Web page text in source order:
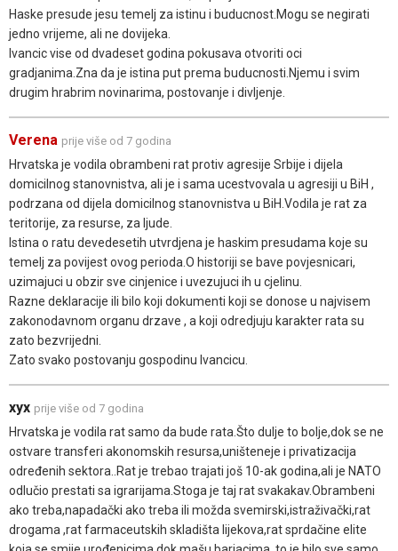
Haske presude jesu temelj za istinu i buducnost.Mogu se negirati
jedno vrijeme, ali ne dovijeka.
Ivancic vise od dvadeset godina pokusava otvoriti oci
gradjanima.Zna da je istina put prema buducnosti.Njemu i svim
drugim hrabrim novinarima, postovanje i divljenje.
Verena prije više od 7 godina
Hrvatska je vodila obrambeni rat protiv agresije Srbije i dijela
domicilnog stanovnistva, ali je i sama ucestvovala u agresiji u BiH ,
podrzana od dijela domicilnog stanovnistva u BiH.Vodila je rat za
teritorije, za resurse, za ljude.
Istina o ratu devedesetih utvrdjena je haskim presudama koje su
temelj za povijest ovog perioda.O historiji se bave povjesnicari,
uzimajuci u obzir sve cinjenice i uvezujuci ih u cjelinu.
Razne deklaracije ili bilo koji dokumenti koji se donose u najvisem
zakonodavnom organu drzave , a koji odredjuju karakter rata su
zato bezvrijedni.
Zato svako postovanju gospodinu Ivancicu.
xyx prije više od 7 godina
Hrvatska je vodila rat samo da bude rata.Što dulje to bolje,dok se ne
ostvare transferi akonomskih resursa,uništeneje i privatizacija
određenih sektora..Rat je trebao trajati još 10-ak godina,ali je NATO
odlučio prestati sa igrarijama.Stoga je taj rat svakakav.Obrambeni
ako treba,napadački ako treba ili možda svemirski,istraživački,rat
drogama ,rat farmaceutskih skladišta lijekova,rat sprdačine elite